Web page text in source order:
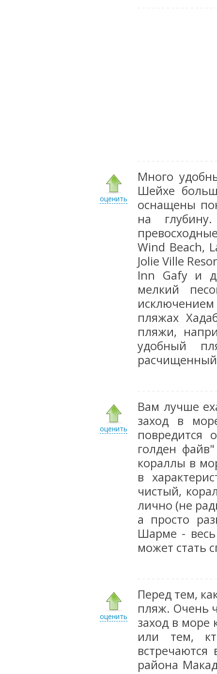
оценить
Много
Шейхе
оснащены
на
Wind Beach,
Jolie Ville
Inn Gafy и
мелкий
пляжах
пляжи,
удобный
расчищенный
оценить
Вам лучше
заход в
голден
кораллы в
в
чистый,
лично (не
а просто
Шарме -
может стать
оценить
Перед тем,
пляж. Очень
заход в море
или тем,
района